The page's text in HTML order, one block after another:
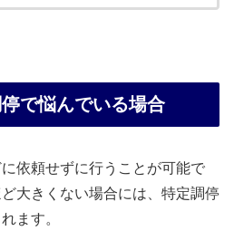
で悩んでいる場合
依頼せずに行うことが可能で
大きくない場合には、特定調停
ます。